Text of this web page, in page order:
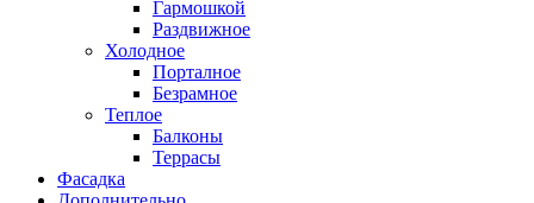
Гармошкой
Раздвижное
Холодное
Порталное
Безрамное
Теплое
Балконы
Террасы
Фасадка